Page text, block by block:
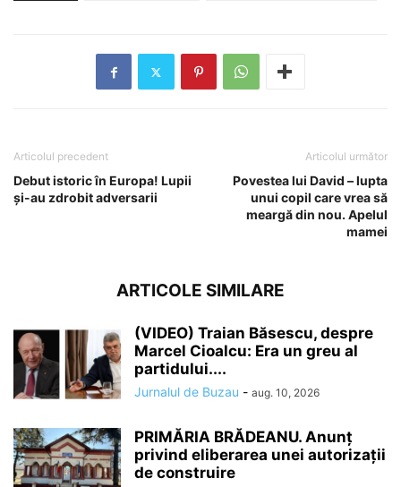
Articolul precedent
Debut istoric în Europa! Lupii
și-au zdrobit adversarii
Articolul următor
Povestea lui David – lupta
unui copil care vrea să
meargă din nou. Apelul
mamei
ARTICOLE SIMILARE
(VIDEO) Traian Băsescu, despre
Marcel Cioalcu: Era un greu al
partidului....
Jurnalul de Buzau - aug. 10, 2026
PRIMĂRIA BRĂDEANU. Anunț
privind eliberarea unei autorizații
de construire